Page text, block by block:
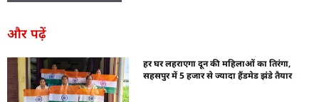
और पढ़ें
हर घर लहराएगा दून की महिलाओं का तिरंगा,
सहसपुर में 5 हजार से ज्यादा हैंडमेड झंडे तैयार